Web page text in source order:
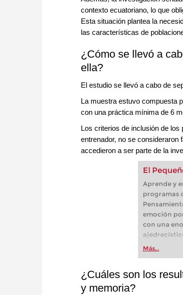
contexto ecuatoriano, lo que
Esta situación plantea la
las características de
¿Cómo se llevó a
ella?
El estudio se llevó a cabo de
La muestra estuvo compuesta
con una práctica mínima de 6
Los criterios de inclusión de
entrenador, no se
accedieron a ser parte de la
El
Aprende y
programas
emoción
con una
aventura
Más...
¿Cuáles son los
y memoria?